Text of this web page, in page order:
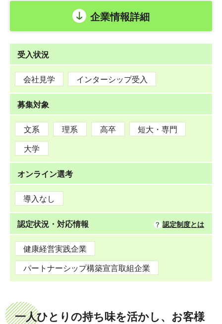
企業情報詳細
受入状況
会社見学 インターシップ受入
募集対象
文系 理系 高卒 短大・専門
大学
オンライン選考
導入なし
認定状況・対応情報 認定制度とは
健康経営実践企業
パートナーシップ構築宣言取組企業
一人ひとりの持ち味を活かし、お客様